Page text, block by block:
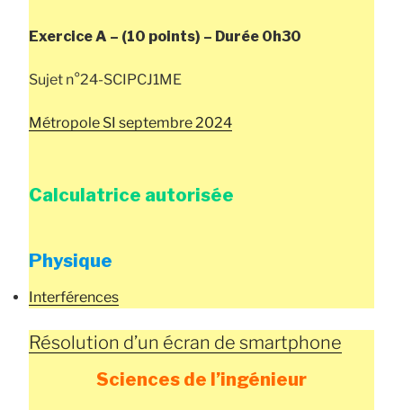
Exercice A – (10 points) – Durée 0h30
Sujet n°24-SCIPCJ1ME
Métropole SI septembre 2024
Calculatrice autorisée
Physique
Interférences
Résolution d’un écran de smartphone
Sciences de l’ingénieur